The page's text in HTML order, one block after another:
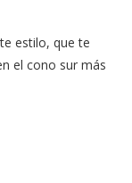
estilo, que te
el cono sur más